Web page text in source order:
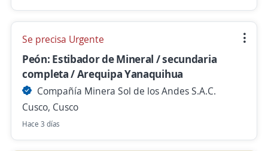
Se precisa Urgente
Peón: Estibador de Mineral / secundaria
completa / Arequipa Yanaquihua
Compañía Minera Sol de los Andes S.A.C.
Cusco, Cusco
Hace 3 días